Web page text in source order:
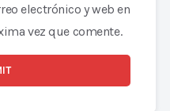
electrónico y web en
vez que comente.